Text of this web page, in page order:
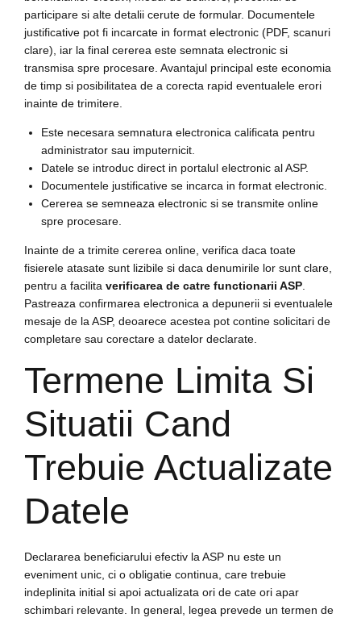
participare si alte detalii cerute de formular. Documentele
justificative pot fi incarcate in format electronic (PDF, scanuri
clare), iar la final cererea este semnata electronic si
transmisa spre procesare. Avantajul principal este economia
de timp si posibilitatea de a corecta rapid eventualele erori
inainte de trimitere.
Este necesara semnatura electronica calificata pentru
administrator sau imputernicit.
Datele se introduc direct in portalul electronic al ASP.
Documentele justificative se incarca in format electronic.
Cererea se semneaza electronic si se transmite online
spre procesare.
Inainte de a trimite cererea online, verifica daca toate
fisierele atasate sunt lizibile si daca denumirile lor sunt clare,
pentru a facilita verificarea de catre functionarii ASP.
Pastreaza confirmarea electronica a depunerii si eventualele
mesaje de la ASP, deoarece acestea pot contine solicitari de
completare sau corectare a datelor declarate.
Termene Limita Si
Situatii Cand
Trebuie Actualizate
Datele
Declararea beneficiarului efectiv la ASP nu este un
eveniment unic, ci o obligatie continua, care trebuie
indeplinita initial si apoi actualizata ori de cate ori apar
schimbari relevante. In general, legea prevede un termen de